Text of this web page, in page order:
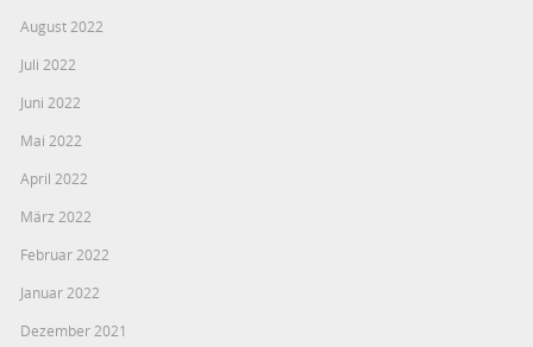
August 2022
Juli 2022
Juni 2022
Mai 2022
April 2022
März 2022
Februar 2022
Januar 2022
Dezember 2021